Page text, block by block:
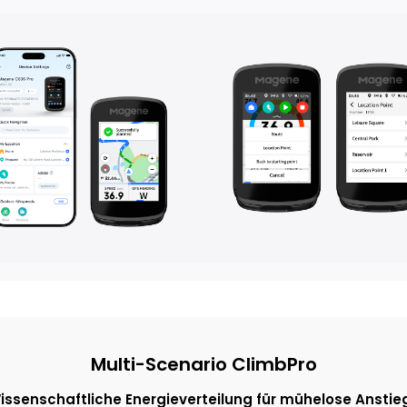
Multi-Scenario ClimbPro
Energieverteilung für mühelose